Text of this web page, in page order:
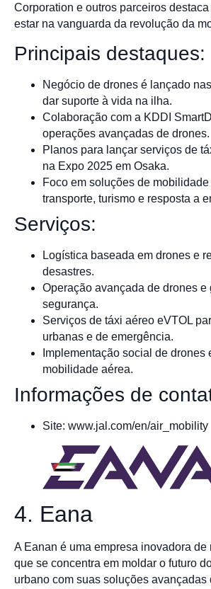
Corporation e outros parceiros
estar na vanguarda da revolução da
Principais destaques:
Negócio de drones é lançado
dar suporte à vida na ilha.
Colaboração com a KDDI
operações avançadas de drones.
Planos para lançar serviços de
na Expo 2025 em Osaka.
Foco em soluções de
transporte, turismo e resposta a
Serviços:
Logística baseada em drones e
desastres.
Operação avançada de drones e
segurança.
Serviços de táxi aéreo eVTOL
urbanas e de emergência.
Implementação social de drones
mobilidade aérea.
Informações de
Site: www.jal.com/en/air_mobility
4. Eana
A Eanan é uma empresa inovadora
que se concentra em moldar o futuro
urbano com suas soluções